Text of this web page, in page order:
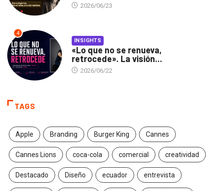
2026/06/23
4
INSIGHTS
«Lo que no se renueva,
retrocede». La visión...
2026/06/22
TAGS
Apple Branding Burger King Cannes
Cannes Lions coca-cola comercial creatividad
Destacado Diseño ecuador entrevista